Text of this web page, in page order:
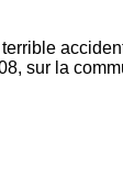
sur la